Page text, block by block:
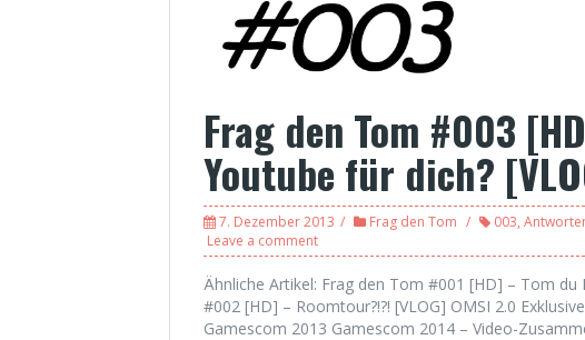
Frag den Tom #003
Youtube für dich?
7. Dezember 2013 Frag den Tom 003,
Leave a comment
Ähnliche Artikel: Frag den Tom #001 [HD] – Tom
#002 [HD] – Roomtour?!?! [VLOG] OMSI 2.0
Gamescom 2013 Gamescom 2014 – Video-